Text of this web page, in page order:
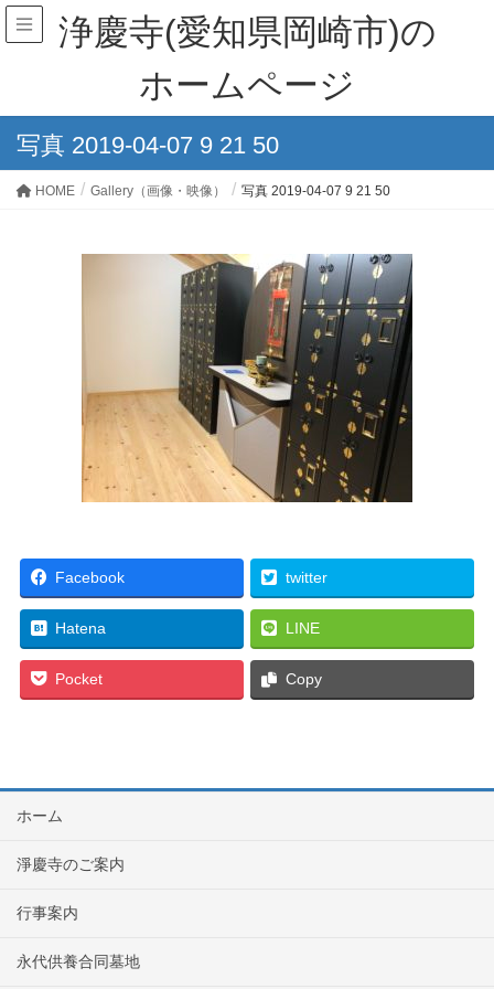
浄慶寺(愛知県岡崎市)の
ホームページ
写真 2019-04-07 9 21 50
HOME Gallery（画像・映像） 写真 2019-04-07 9 21 50
Facebook twitter
Hatena LINE
Pocket Copy
ホーム
淨慶寺のご案内
行事案内
永代供養合同墓地